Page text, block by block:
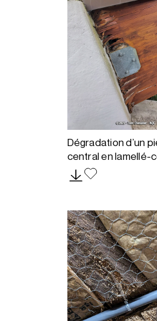
Dégradation d’un
central en lamellé-